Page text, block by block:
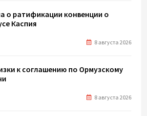
о ратификации конвенции о
Каспия
8 августа 2026
к соглашению по Ормузскому
8 августа 2026